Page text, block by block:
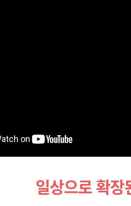
일상으로 확장